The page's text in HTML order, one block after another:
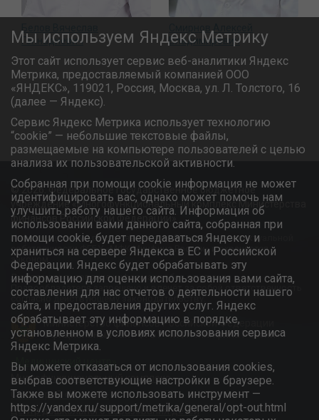
Геннадиевич
Владимирович
© 2026. Федеральное государственное бюджетное
учреждение «Многофункциональный комплекс Министерства
финансов Российской Федерации»
Информационный ресурс является объектом интеллектуальной
собственности ФГБУ «МФК Минфина России» и охраняется
законом.
Любое использование информации без ссылки на
Правообладателя запрещено и влечёт за собой ответственность
согласно действующему законодательству.
Министерство финансов Российской Федерации
Официальный сайт ФГБУ «МФК Минфина России»
«Медицинский центр»
Многофункциональный комплекс
Санаторий «Южный»
Центр дошкольного образования детей
Мы используем Яндекс Метрику
Этот сайт использует сервис веб-аналитики Яндекс
Метрика, предоставляемый компанией ООО
«ЯНДЕКС», 119021, Россия, Москва, ул. Л. Толстого, 16
(далее — Яндекс).
Сервис Яндекс Метрика использует технологию
“cookie” — небольшие текстовые файлы,
размещаемые на компьютере пользователей с целью
анализа их пользовательской активности.
Собранная при помощи cookie информация не может
идентифицировать вас, однако может помочь нам
улучшить работу нашего сайта. Информация об
использовании вами данного сайта, собранная при
помощи cookie, будет передаваться Яндексу и
храниться на сервере Яндекса в ЕС и Российской
Федерации. Яндекс будет обрабатывать эту
информацию для оценки использования вами сайта,
составления для нас отчетов о деятельности нашего
сайта, и предоставления других услуг. Яндекс
обрабатывает эту информацию в порядке,
установленном в условиях использования сервиса
Яндекс Метрика.
Вы можете отказаться от использования cookies,
выбрав соответствующие настройки в браузере.
Также вы можете использовать инструмент —
https://yandex.ru/support/metrika/general/opt-out.html